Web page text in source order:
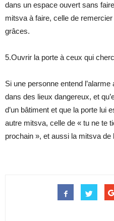
dans un espace ouvert sans
mitsva à faire, celle de
grâces.
5.Ouvrir la porte à ceux qui
Si une personne entend l’alarme
dans des lieux dangereux, et
d’un bâtiment et que la porte lui
autre mitsva, celle de « tu ne te
prochain », et aussi la mitsva de